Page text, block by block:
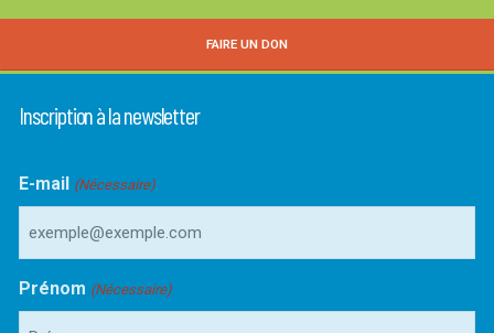
FAIRE UN DON
Inscription à la newsletter
E-mail (Nécessaire)
Prénom (Nécessaire)